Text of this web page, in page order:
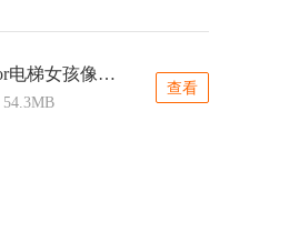
elevator电梯女孩像素桃子移植
54.3MB
查看